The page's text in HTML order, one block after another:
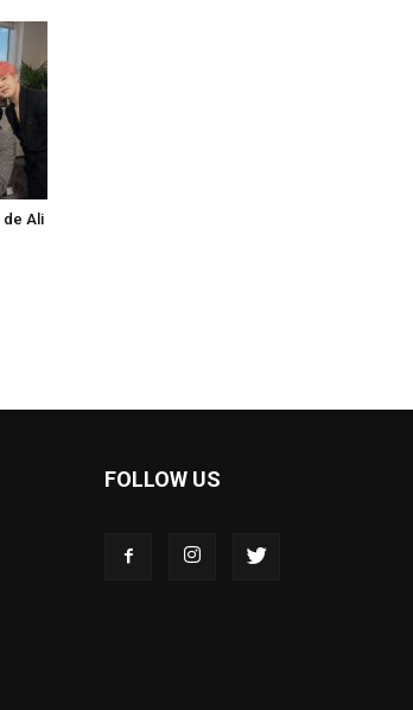
de Ali
FOLLOW US